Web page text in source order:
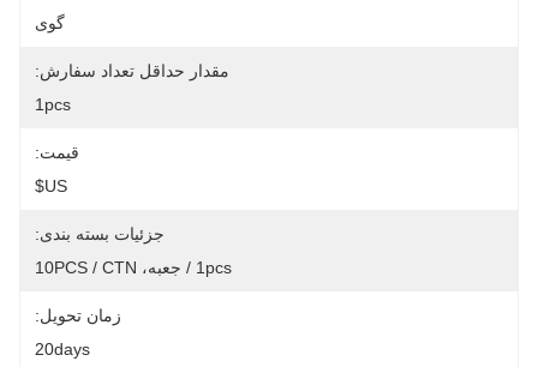
گوی
مقدار حداقل تعداد سفارش:
1pcs
قیمت:
US$
جزئیات بسته بندی:
1pcs / جعبه، 10PCS / CTN
زمان تحویل:
20days